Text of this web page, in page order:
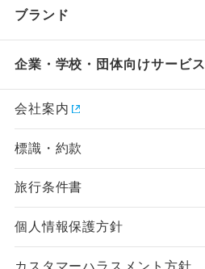
ブランド
企業・学校・団体向けサービス
会社案内
標識・約款
旅行条件書
個人情報保護方針